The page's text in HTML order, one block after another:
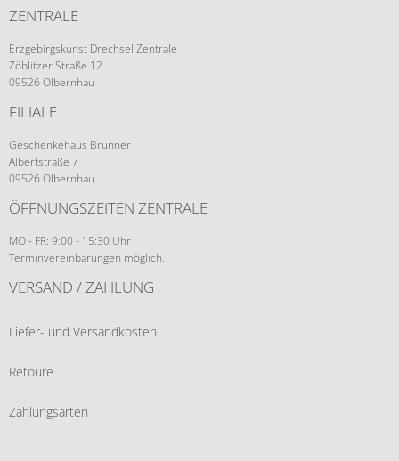
ZENTRALE
Erzgebirgskunst Drechsel Zentrale
Zöblitzer Straße 12
09526 Olbernhau
FILIALE
Geschenkehaus Brunner
Albertstraße 7
09526 Olbernhau
ÖFFNUNGSZEITEN ZENTRALE
MO - FR: 9:00 - 15:30 Uhr
Terminvereinbarungen möglich.
VERSAND / ZAHLUNG
Liefer- und Versandkosten
Retoure
Zahlungsarten